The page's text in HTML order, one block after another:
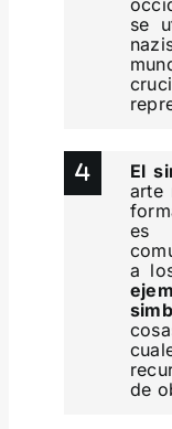
se
El
arte
es
a
de